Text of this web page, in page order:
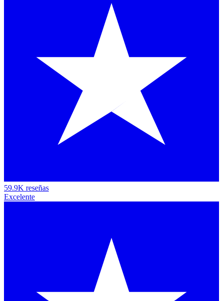
59.9K reseñas
Excelente